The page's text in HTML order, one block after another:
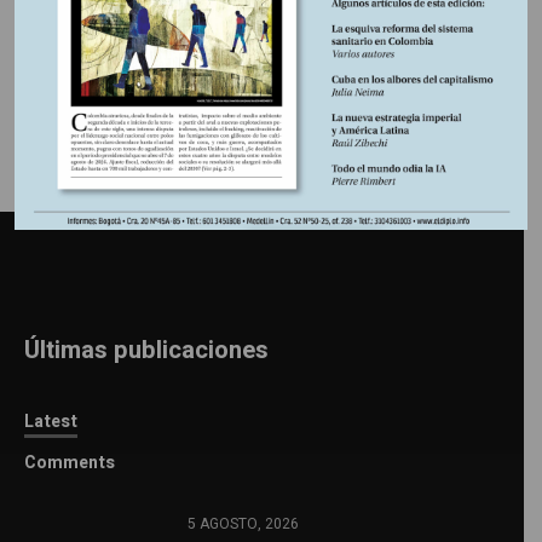
Información adicional
Últimas publicaciones
Latest
Comments
5 AGOSTO, 2026